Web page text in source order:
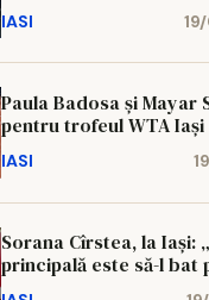
IASI
Paula Badosa și Mayar
pentru trofeul WTA Iași
IASI
Sorana Cîrstea, la Iași:
principală este să-l bat